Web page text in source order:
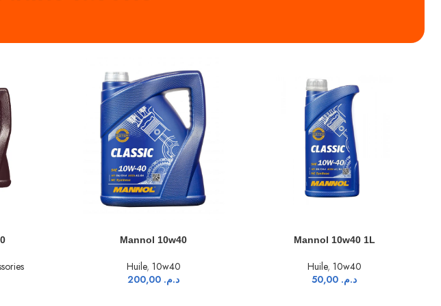
AJOUTER AU PANIER
Mannol 10w40 1L
Huile,10w40
د.م.50,00
LIRE LA SUITECastol 5w40
Accessories,